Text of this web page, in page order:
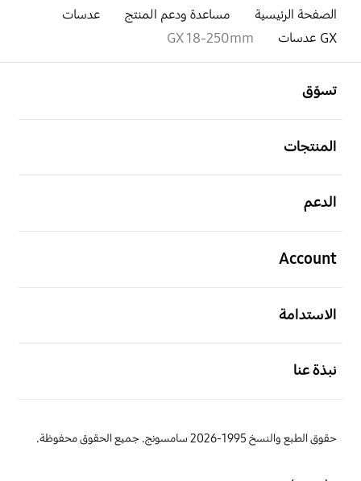
الصفحة الرئيسية مساعدة ودعم المنتج
عدسات
GX عدسات
GX 18-250mm
تسوّق
المنتجات
الدعم
Account
الاستدامة
نبذة عنا
حقوق الطبع والنسخ 1995-2026 سامسونج. جميع الحقوق محفوظة.